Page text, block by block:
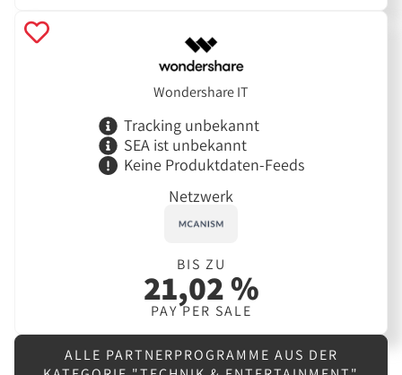
Wondershare IT
Tracking unbekannt
SEA ist unbekannt
Keine Produktdaten-Feeds
Netzwerk
BIS ZU
21,02 %
PAY PER SALE
ALLE PARTNERPROGRAMME AUS DER